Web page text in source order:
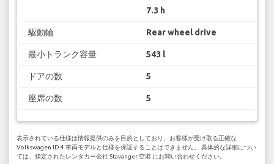
7.3 h
駆動輪 Rear wheel drive
最小トランク容量 543 l
ドアの数 5
座席の数 5
表示されている仕様は情報提供のみを目的としており、お客様が受け取る正確な
Volkswagen ID.4 車両モデルと仕様を保証することはできません。 具体的な詳細につい
ては、指定されたレンタカー会社 Stavanger 空港 にお問い合わせください。